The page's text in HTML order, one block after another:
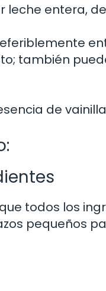
leche entera,
también
de
todos los
pequeños